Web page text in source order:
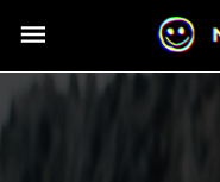
Skip to main content